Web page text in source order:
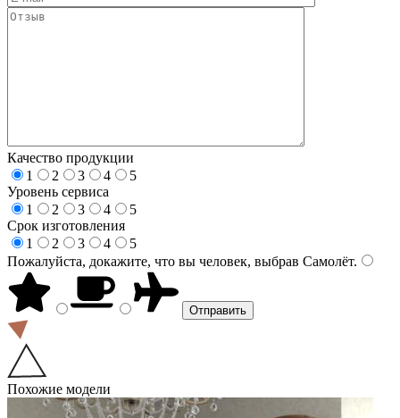
Качество продукции
1
2 3 4
5
Уровень сервиса
1
2 3 4
5
Срок изготовления
1
2 3 4
5
Пожалуйста, докажите, что вы человек, выбрав Самолёт.
Похожие модели